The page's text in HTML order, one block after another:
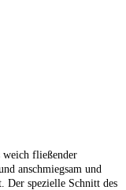
weich fließender
anschmiegsam und
Der spezielle Schnitt des